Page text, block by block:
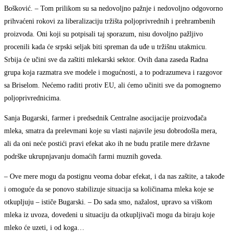
Bošković. – Tom prilikom su sa nedovoljno pažnje i nedovoljno odgovorno
prihvaćeni rokovi za liberalizaciju tržišta poljoprivrednih i prehrambenih
proizvoda. Oni koji su potpisali taj sporazum, nisu dovoljno pažljivo
procenili kada će srpski seljak biti spreman da uđe u tržišnu utakmicu.
Srbija će učini sve da zaštiti mlekarski sektor. Ovih dana zaseda Radna
grupa koja razmatra sve modele i mogućnosti, a to podrazumeva i razgovor
sa Briselom. Nećemo raditi protiv EU, ali ćemo učiniti sve da pomognemo
poljoprivrednicima.
Sanja Bugarski, farmer i predsednik Centralne asocijacije proizvođača
mleka, smatra da prelevmani koje su vlasti najavile jesu dobrodošla mera,
ali da oni neće postići pravi efekat ako ih ne budu pratile mere državne
podrške ukrupnjavanju domaćih farmi muznih goveda.
– Ove mere mogu da postignu veoma dobar efekat, i da nas zaštite, a takođe
i omoguće da se ponovo stabilizuje situacija sa količinama mleka koje se
otkupljuju – ističe Bugarski. – Do sada smo, nažalost, upravo sa viškom
mleka iz uvoza, dovedeni u situaciju da otkupljivači mogu da biraju koje
mleko će uzeti, i od koga…